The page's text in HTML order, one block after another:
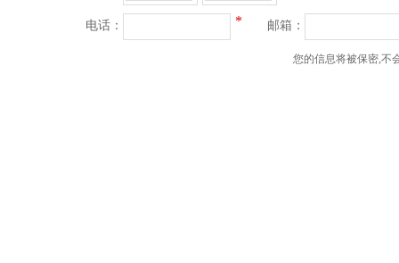
电话： * 邮箱：
您的信息将被保密,不